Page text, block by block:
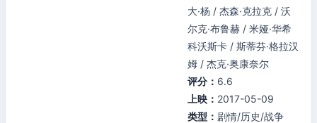
大·杨 / 杰森·克拉克 / 沃
尔克·布鲁赫 / 米娅·华希
科沃斯卡 / 斯蒂芬·格拉汉
姆 / 杰克·奥康奈尔
评分： 6.6
上映： 2017-05-09
类型： 剧情/历史/战争